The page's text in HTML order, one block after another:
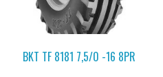
BKT TF 8181 7,5/0 -16 8PR